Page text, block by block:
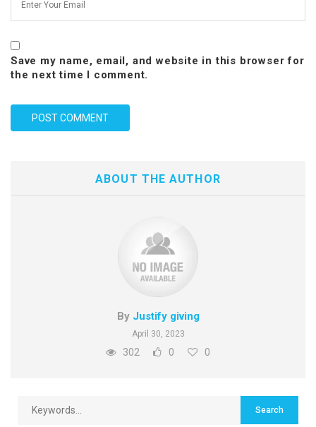
Save my name, email, and website in this browser for
the next time I comment.
ABOUT THE AUTHOR
By Justify giving
April 30, 2023
302 0 0